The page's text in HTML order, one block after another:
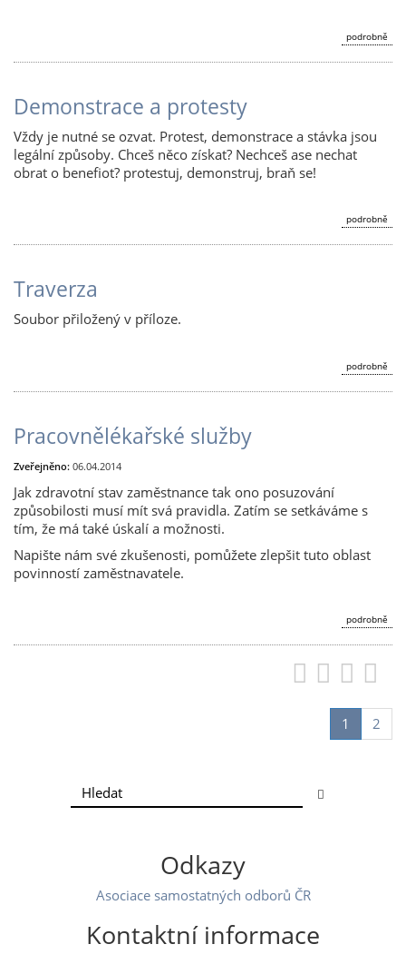
podrobně
Demonstrace a protesty
Vždy je nutné se ozvat. Protest, demonstrace a stávka jsou
legální způsoby. Chceš něco získat? Nechceš ase nechat
obrat o benefiot? protestuj, demonstruj, braň se!
podrobně
Traverza
Soubor přiložený v příloze.
podrobně
Pracovnělékařské služby
Zveřejněno: 06.04.2014
Jak zdravotní stav zaměstnance tak ono posuzování
způsobilosti musí mít svá pravidla. Zatím se setkáváme s
tím, že má také úskalí a možnosti.
Napište nám své zkušenosti, pomůžete zlepšit tuto oblast
povinností zaměstnavatele.
podrobně
1 2
Odkazy
Asociace samostatných odborů ČR
Kontaktní informace